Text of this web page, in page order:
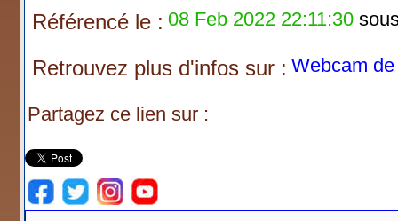
Référencé le : 08 Feb 2022 22:11:30
Retrouvez plus d'infos sur : Webcam
Partagez ce lien sur :